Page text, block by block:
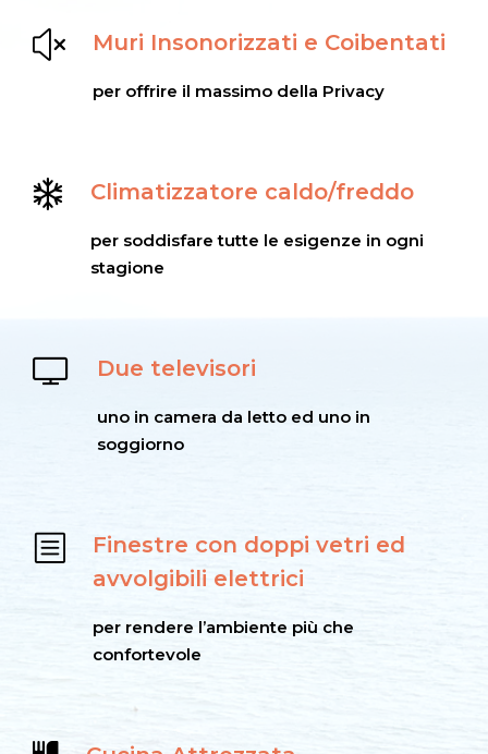
Muri Insonorizzati e Coibentati
per offrire il massimo della Privacy
Climatizzatore caldo/freddo
per soddisfare tutte le esigenze in ogni
stagione
Due televisori
uno in camera da letto ed uno in
soggiorno
Finestre con doppi vetri ed
avvolgibili elettrici
per rendere l’ambiente più che
confortevole